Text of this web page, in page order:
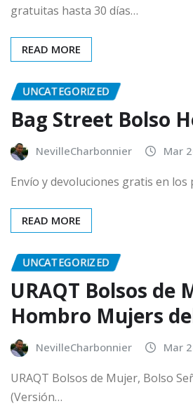
gratuitas hasta 30 días…
READ MORE
UNCATEGORIZED
Bag Street Bolso
NevilleCharbonnier Mar
Envío y devoluciones gratis en
READ MORE
UNCATEGORIZED
URAQT Bolsos de
Hombro Mujers
NevilleCharbonnier Mar
URAQT Bolsos de Mujer, Bolso
(Versión…